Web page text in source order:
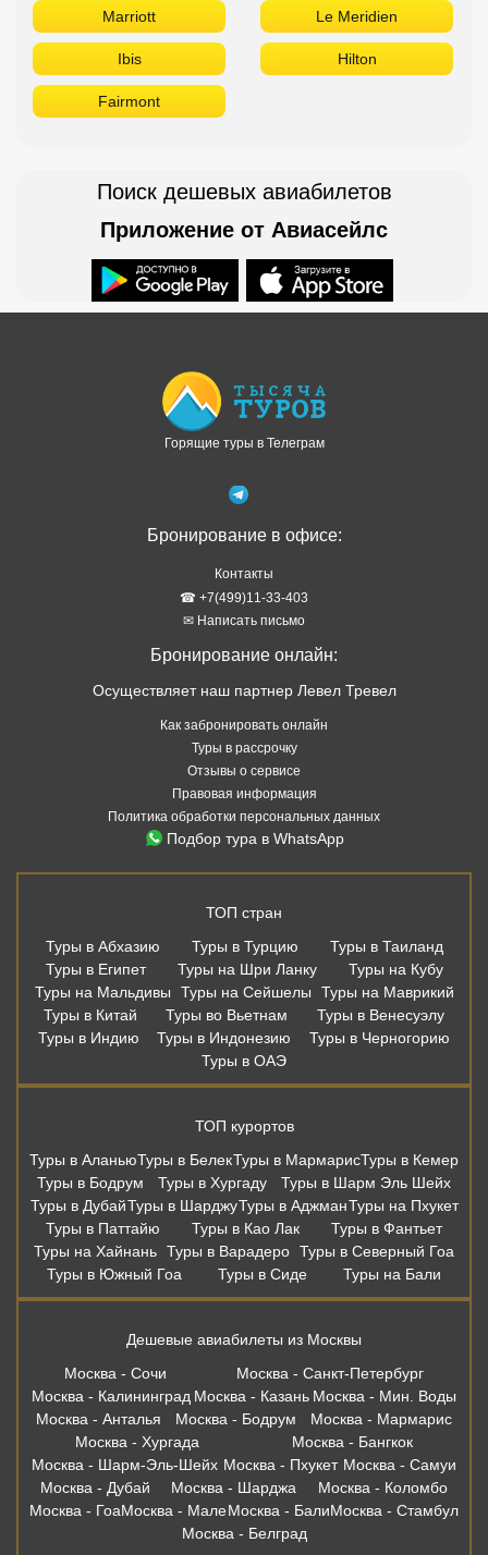
Marriott Le Meridien
Ibis Hilton
Fairmont
Поиск дешевых авиабилетов
Приложение от Авиасейлс
Горящие туры в Телеграм
Бронирование в офисе:
Контакты
☎ +7(499)11-33-403
✉ Написать письмо
Бронирование онлайн:
Осуществляет наш партнер Левел Тревел
Как забронировать онлайн
Туры в рассрочку
Отзывы о сервисе
Правовая информация
Политика обработки персональных данных
Подбор тура в WhatsApp
ТОП стран
Туры в Абхазию
Туры в Турцию
Туры в Таиланд
Туры в Египет
Туры на Шри Ланку
Туры на Кубу
Туры на Мальдивы
Туры на Сейшелы
Туры на Маврикий
Туры в Китай
Туры во Вьетнам
Туры в Венесуэлу
Туры в Индию
Туры в Индонезию
Туры в Черногорию
Туры в ОАЭ
ТОП курортов
Туры в АланьюТуры в БелекТуры в МармарисТуры в Кемер
Туры в Бодрум
Туры в Хургаду
Туры в Шарм Эль Шейх
Туры в ДубайТуры в ШарджуТуры в АджманТуры на Пхукет
Туры в Паттайю
Туры в Као Лак
Туры в Фантьет
Туры на Хайнань Туры в Варадеро Туры в Северный Гоа
Туры в Южный Гоа
Туры в Сиде Туры на Бали
Дешевые авиабилеты из Москвы
Москва - Сочи
Москва - Санкт-Петербург
Москва - Калининград Москва - Казань Москва - Мин. Воды
Москва - Анталья
Москва - Бодрум
Москва - Мармарис
Москва - Хургада
Москва - Бангкок
Москва - Шарм-Эль-Шейх Москва - Пхукет Москва - Самуи
Москва - Дубай
Москва - Шарджа
Москва - Коломбо
Москва - ГоаМосква - МалеМосква - БалиМосква - Стамбул
Москва - Белград